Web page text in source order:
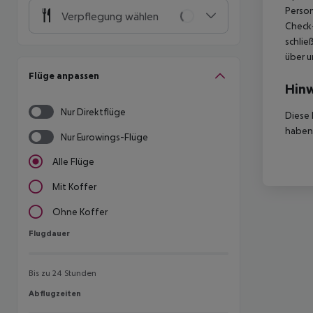
Verpflegung wählen
Flüge anpassen
Nur Direktflüge
Nur Eurowings-Flüge
Alle Flüge
Mit Koffer
Ohne Koffer
Flugdauer
Flugdauer
Bis zu 24 Stunden
Abflugzeiten
Abflugzeiten
über
Diese